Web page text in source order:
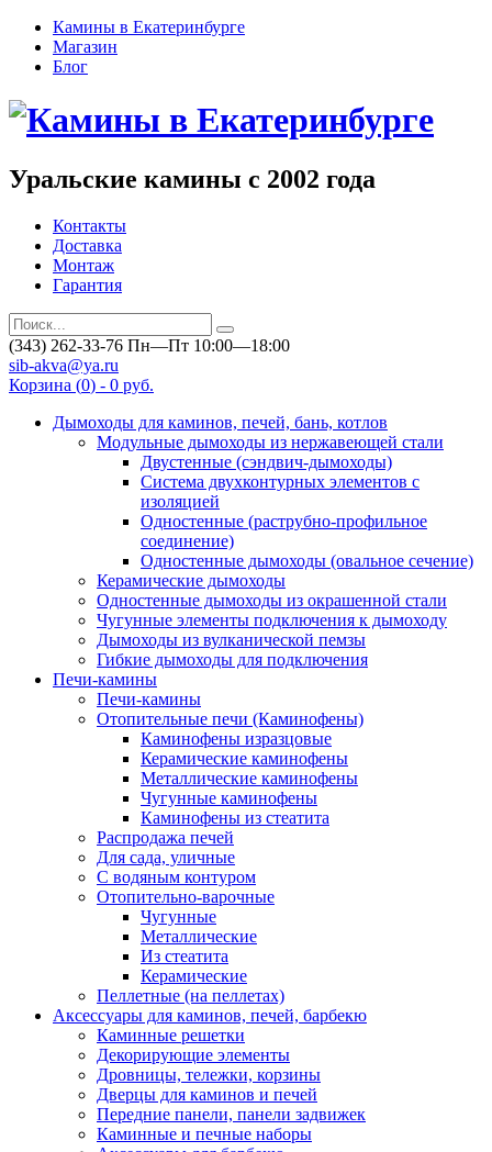
Камины в Екатеринбурге
Магазин
Блог
Уральские камины с 2002 года
Контакты
Доставка
Монтаж
Гарантия
(343) 262-33-76 Пн—Пт 10:00—18:00
sib-akva@ya.ru
Корзина (0) - 0 руб.
Дымоходы для каминов, печей, бань, котлов
Модульные дымоходы из нержавеющей стали
Двустенные (сэндвич-дымоходы)
Система двухконтурных элементов с
изоляцией
Одностенные (раструбно-профильное
соединение)
Одностенные дымоходы (овальное сечение)
Керамические дымоходы
Одностенные дымоходы из окрашенной стали
Чугунные элементы подключения к дымоходу
Дымоходы из вулканической пемзы
Гибкие дымоходы для подключения
Печи-камины
Печи-камины
Отопительные печи (Каминофены)
Каминофены изразцовые
Керамические каминофены
Металлические каминофены
Чугунные каминофены
Каминофены из стеатита
Распродажа печей
Для сада, уличные
С водяным контуром
Отопительно-варочные
Чугунные
Металлические
Из стеатита
Керамические
Пеллетные (на пеллетах)
Аксессуары для каминов, печей, барбекю
Каминные решетки
Декорирующие элементы
Дровницы, тележки, корзины
Дверцы для каминов и печей
Передние панели, панели задвижек
Каминные и печные наборы